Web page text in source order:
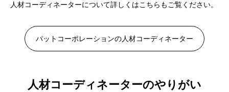
人材コーディネーターについて詳しくはこちらもご覧ください。
パットコーポレーションの人材コーディネーター
人材コーディネーターのやりがい